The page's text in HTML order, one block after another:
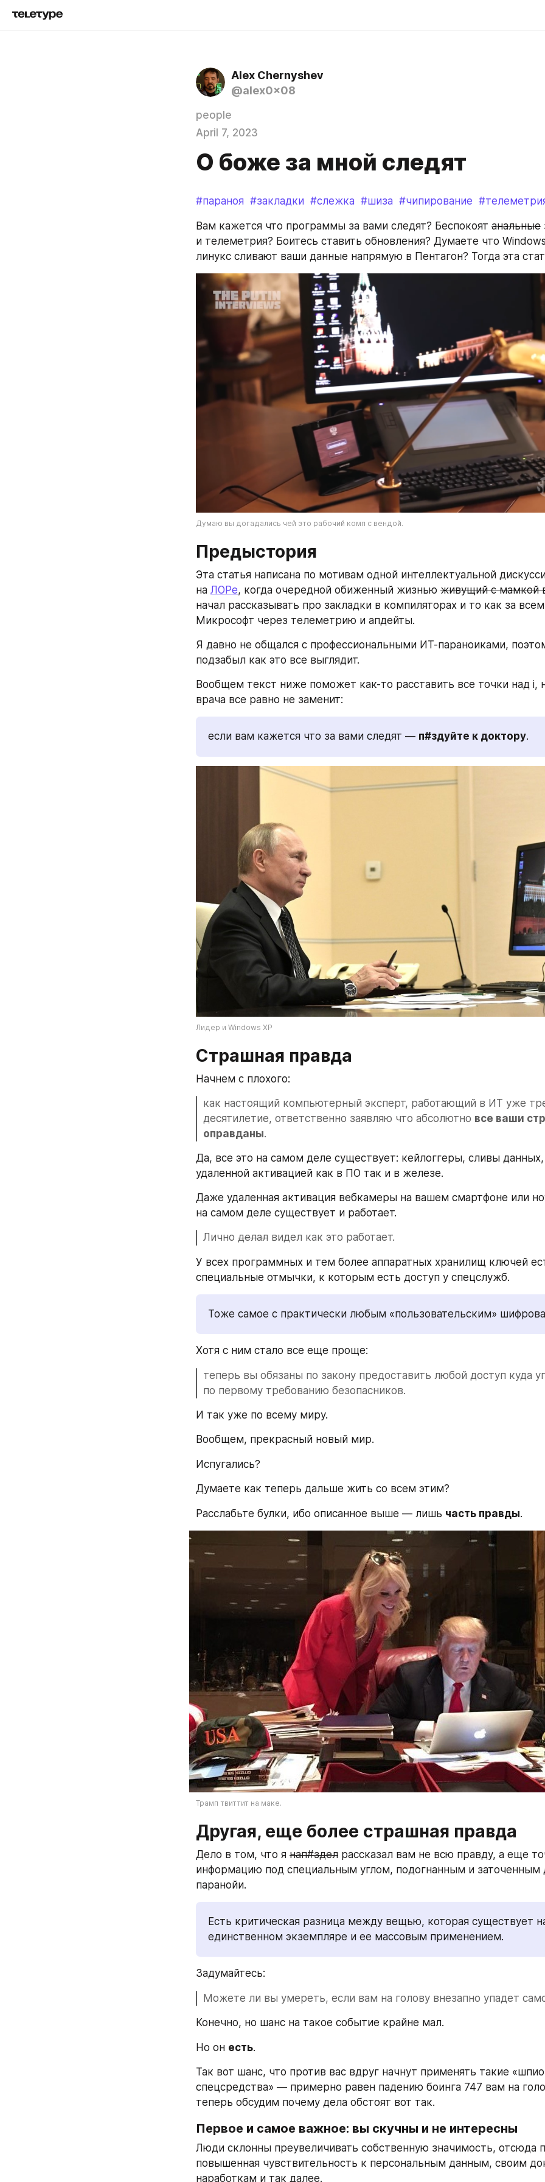
Alex Chernyshev
@alex0x08
people
April 7, 2023
О боже за мной следят
#параноя #закладки #слежка #шиза #чипирование
Вам кажется что программы за вами следят? Беспокоят анальные
и телеметрия? Боитесь ставить обновления? Думаете что
линукс сливают ваши данные напрямую в Пентагон? Тогда эта
Думаю вы догадались чей это рабочий комп с вендой.
Предыстория
Эта статья написана по мотивам одной интеллектуальной
на ЛОРе, когда очередной обиженный жизнью живущий с мамкой
начал рассказывать про закладки в компиляторах и то как за
Микрософт через телеметрию и апдейты.
Я давно не общался с профессиональными ИТ-параноиками,
подзабыл как это все выглядит.
Вообщем текст ниже поможет как-то расставить все точки над i,
врача все равно не заменит:
если вам кажется что за вами следят — п#здуйте к доктору.
Лидер и Windows XP
Страшная правда
Начнем с плохого:
как настоящий компьютерный эксперт, работающий в ИТ уже
десятилетие, ответственно заявляю что абсолютно все ваши
оправданы.
Да, все это на самом деле существует: кейлоггеры, сливы данных,
удаленной активацией как в ПО так и в железе.
Даже удаленная активация вебкамеры на вашем смартфоне или
на самом деле существует и работает.
Лично делал видел как это работает.
У всех программных и тем более аппаратных хранилищ ключей
специальные отмычки, к которым есть доступ у спецслужб.
Тоже самое с практически любым «пользовательским»
Хотя с ним стало все еще проще:
теперь вы обязаны по закону предоставить любой доступ куда
по первому требованию безопасников.
И так уже по всему миру.
Вообщем, прекрасный новый мир.
Испугались?
Думаете как теперь дальше жить со всем этим?
Расслабьте булки, ибо описанное выше — лишь часть правды.
Трамп твиттит на маке.
Другая, еще более страшная правда
Дело в том, что я нап#здел рассказал вам не всю правду, а еще
информацию под специальным углом, подогнанным и заточенным
паранойи.
Есть критическая разница между вещью, которая существует
единственном экземпляре и ее массовым применением.
Задумайтесь:
Можете ли вы умереть, если вам на голову внезапно упадет
Конечно, но шанс на такое событие крайне мал.
Но он есть.
Так вот шанс, что против вас вдруг начнут применять такие
спецсредства» — примерно равен падению боинга 747 вам на
теперь обсудим почему дела обстоят вот так.
Первое и самое важное: вы скучны и не интересны
Люди склонны преувеличивать собственную значимость, отсюда
повышенная чувствительность к персональным данным, своим
наработкам и так далее.